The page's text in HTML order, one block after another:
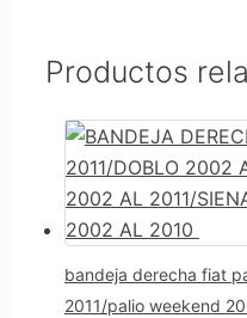
Productos
bandeja derecha fiat
2011/palio weekend